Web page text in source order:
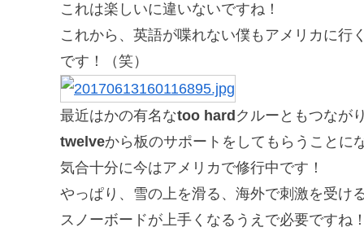
これは楽しいに違いないですね！
これから、英語が喋れない僕もアメリカに行
です！（笑）
最近はかの有名なtoo hardクルーともつなが
twelveから板のサポートをしてもらうことに
気合十分に今はアメリカで修行中です！
やっぱり、雪の上を滑る、海外で刺激を受け
スノーボードが上手くなるうえで必要ですね